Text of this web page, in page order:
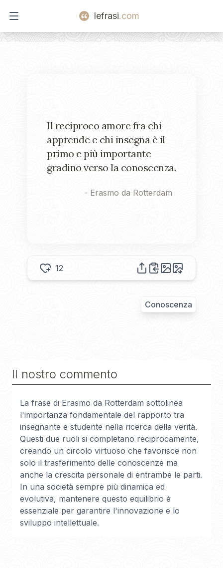
Open main menu
lefrasi.com
Il reciproco amore fra chi
apprende e chi insegna è il
primo e più importante
gradino verso la conoscenza.
- Erasmo da Rotterdam
12
Conoscenza
Il nostro commento
La frase di Erasmo da Rotterdam sottolinea
l'importanza fondamentale del rapporto tra
insegnante e studente nella ricerca della verità.
Questi due ruoli si completano reciprocamente,
creando un circolo virtuoso che favorisce non
solo il trasferimento delle conoscenze ma
anche la crescita personale di entrambe le parti.
In una società sempre più dinamica ed
evolutiva, mantenere questo equilibrio è
essenziale per garantire l'innovazione e lo
sviluppo intellettuale.